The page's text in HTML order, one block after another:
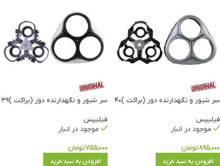
سر شیور و نگهدارنده دور (براکت )۴۰
فیلیپس
موجود در انبار
۸۹۵,۰۰۰تومان
افزودن به سبد خرید
سر شیور و نگهدارنده دور (براکت )۳۹
فیلیپس
موجود در انبار
۷۵۵,۰۰۰تومان
افزودن به سبد خرید